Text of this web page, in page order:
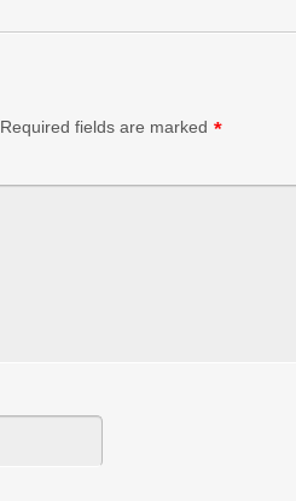
Required fields are marked *